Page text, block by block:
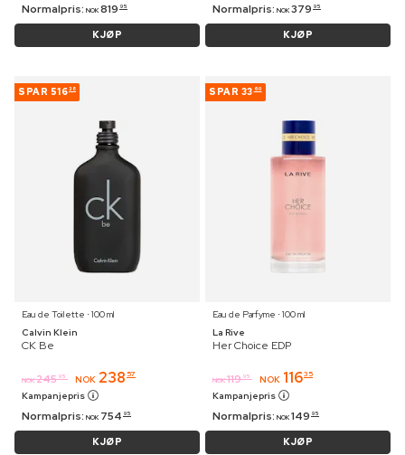
Normalpris: NOK 819 95
KJØP
Normalpris: NOK 379 95
KJØP
SPAR 51638
Eau de Toilette ⋅ 100 ml
Calvin Klein
CK Be
NOK 245 95 NOK 238 57
Kampanjepris
Normalpris: NOK 754 95
KJØP
SPAR 33 60
Eau de Parfyme ⋅ 100 ml
La Rive
Her Choice EDP
NOK 119 95 NOK 11635
Kampanjepris
Normalpris: NOK 149 95
KJØP